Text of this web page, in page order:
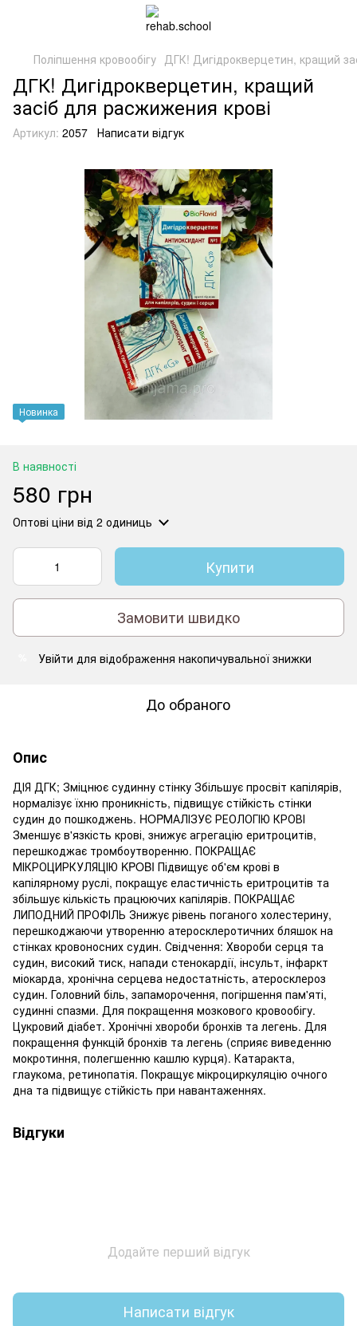
Поліпшення кровообігу ДГК! Дигідрокверцетин, кращий
ДГК! Дигідрокверцетин, кращий
засіб для расжижения крові
Артикул: 2057 Написати відгук
Новинка
В наявності
580 грн
Оптові ціни від 2 одиниць
Купити
Замовити швидко
Увійти для відображення накопичувальної знижки
До обраного
Опис
ДІЯ ДГК; Зміцнює судинну стінку Збільшує просвіт капілярів,
нормалізує їхню проникність, підвищує стійкість стінки
судин до пошкоджень. HOPМАЛІЗУЄ РЕОЛОГІЮ КРОВІ
Зменшує в'язкість крові, знижує агрегацію еритроцитів,
перешкоджає тромбоутворенню. ПОКРАЩАЄ
МІКРОЦИРКУЛЯЦІЮ KPOBI Підвищує об'єм крові в
капілярному руслі, покращує еластичність еритроцитів та
збільшує кількість працюючих капілярів. ПОКРАЩАЄ
ЛИПОДНИЙ ПРОФІЛЬ Знижує рівень поганого холестерину,
перешкоджаючи утворенню атеросклеротичних бляшок на
стінках кровоносних судин. Свідчення: Хвороби серця та
судин, високий тиск, напади стенокардії, інсульт, інфаркт
міокарда, хронічна серцева недостатність, атеросклероз
судин. Головний біль, запаморочення, погіршення пам'яті,
судинні спазми. Для покращення мозкового кровообігу.
Цукровий діабет. Хронічні хвороби бронхів та легень. Для
покращення функцій бронхів та легень (сприяє виведенню
мокротиння, полегшенню кашлю курця). Катаракта,
глаукома, ретинопатія. Покращує мікроциркуляцію очного
дна та підвищує стійкість при навантаженнях.
Відгуки
Додайте перший відгук
Написати відгук